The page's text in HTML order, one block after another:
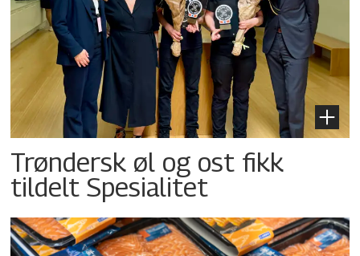
Trøndersk øl og ost fikk
tildelt Spesialitet